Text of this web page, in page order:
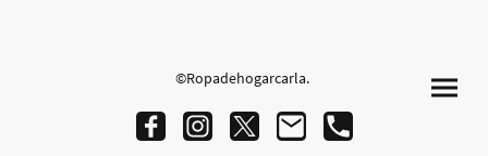
©Ropadehogarcarla.